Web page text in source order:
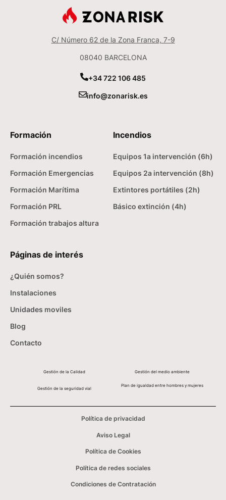
C/ Número 62 de la Zona Franca, 7-9
08040 BARCELONA
+34 722 106 485
info@zonarisk.es
Formación
Formación incendios
Formación Emergencias
Formación Marítima
Formación PRL
Formación trabajos altura
Incendios
Equipos 1a intervención (6h)
Equipos 2a intervención (8h)
Extintores portátiles (2h)
Básico extinción (4h)
Páginas de interés
¿Quién somos?
Instalaciones
Unidades moviles
Blog
Contacto
Gestión de la Calidad Gestión del medio ambiente
Gestión de la seguridad vial
Plan de igualdad entre hombres y mujeres
Política de privacidad
Aviso Legal
Política de Cookies
Política de redes sociales
Condiciones de Contratación